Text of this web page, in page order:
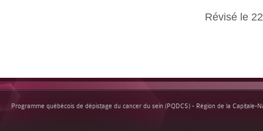
Révisé le
Programme québécois de dépistage du cancer du sein (PQDCS) - Région de la Capitale-